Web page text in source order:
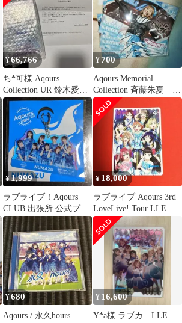
～
¥66,766
ち*可様 Aqours
Collection UR 鈴木愛
奈 直筆サイン入りア
ク
¥700
Aqours Memorial
Collection 斉藤朱夏 ブ
ロマイド
¥ 1,999
ラブライブ！Aqours
CLUB 出張所 公式プレ
ミアムショップキーホ
ルダー
¥ 18,000
ラブライブ Aqours 3rd
LoveLive! Tour LLE
ラブカ
¥680
Aqours / 永久hours
¥ 16,600
Y*a様 ラブカ LLE